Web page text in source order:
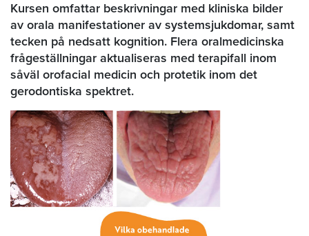
Kursen omfattar beskrivningar med kliniska bilder
av orala manifestationer av systemsjukdomar, samt
tecken på nedsatt kognition. Flera oralmedicinska
frågeställningar aktualiseras med terapifall inom
såväl orofacial medicin och protetik inom det
gerodontiska spektret.